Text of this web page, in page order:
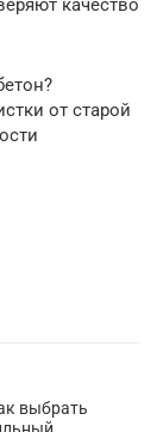
от старой
выбрать